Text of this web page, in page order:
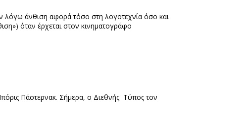
λόγω άνθιση αφορά τόσο στη λογοτεχνία όσο και
όταν έρχεται στον κινηματογράφο
Πάστερνακ. Σήμερα, ο Διεθνής Τύπος τον